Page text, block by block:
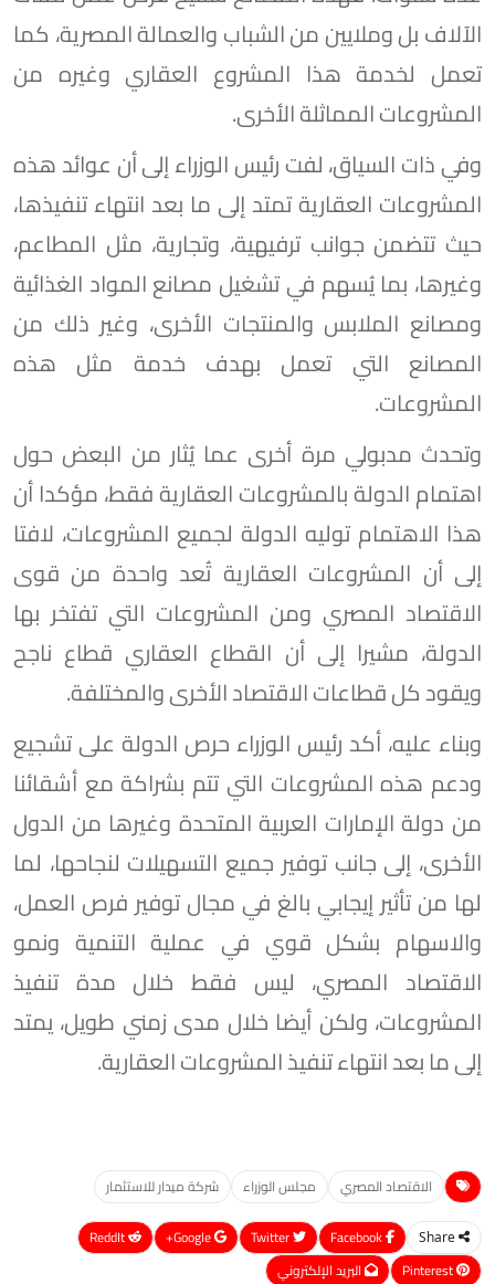
الآلاف بل وملايين من الشباب والعمالة المصرية، كما
تعمل لخدمة هذا المشروع العقاري وغيره من
المشروعات المماثلة الأخرى.
وفي ذات السياق، لفت رئيس الوزراء إلى أن عوائد هذه
المشروعات العقارية تمتد إلى ما بعد انتهاء تنفيذها،
حيث تتضمن جوانب ترفيهية، وتجارية، مثل المطاعم،
وغيرها، بما يُسهم في تشغيل مصانع المواد الغذائية
ومصانع الملابس والمنتجات الأخرى، وغير ذلك من
المصانع التي تعمل بهدف خدمة مثل هذه
المشروعات.
وتحدث مدبولي مرة أخرى عما يُثار من البعض حول
اهتمام الدولة بالمشروعات العقارية فقط، مؤكدا أن
هذا الاهتمام توليه الدولة لجميع المشروعات، لافتا
إلى أن المشروعات العقارية تُعد واحدة من قوى
الاقتصاد المصري ومن المشروعات التي تفتخر بها
الدولة، مشيرا إلى أن القطاع العقاري قطاع ناجح
ويقود كل قطاعات الاقتصاد الأخرى والمختلفة.
وبناء عليه، أكد رئيس الوزراء حرص الدولة على تشجيع
ودعم هذه المشروعات التي تتم بشراكة مع أشقائنا
من دولة الإمارات العربية المتحدة وغيرها من الدول
الأخرى، إلى جانب توفير جميع التسهيلات لنجاحها، لما
لها من تأثير إيجابي بالغ في مجال توفير فرص العمل،
والاسهام بشكل قوي في عملية التنمية ونمو
الاقتصاد المصري، ليس فقط خلال مدة تنفيذ
المشروعات، ولكن أيضا خلال مدى زمني طويل، يمتد
إلى ما بعد انتهاء تنفيذ المشروعات العقارية.
الاقتصاد المصري مجلس الوزراء شركة ميدار للاستثمار
Share
Google+
ReddIt
Pinterest
البريد الإلكتروني